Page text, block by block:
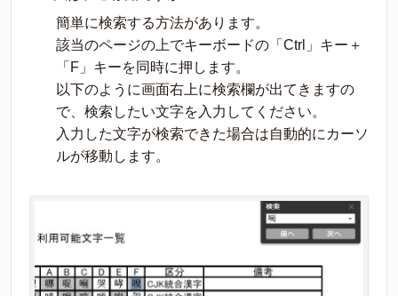
簡単に検索する方法があります。
該当のページの上でキーボードの「Ctrl」キー＋
「F」キーを同時に押します。
以下のように画面右上に検索欄が出てきますの
で、検索したい文字を入力してください。
入力した文字が検索できた場合は自動的にカーソ
ルが移動します。